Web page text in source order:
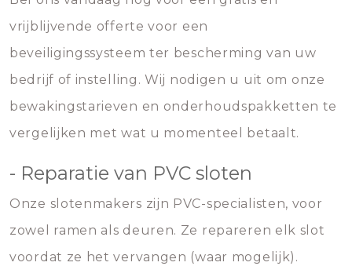
vrijblijvende offerte voor een
beveiligingssysteem ter bescherming van uw
bedrijf of instelling. Wij nodigen u uit om onze
bewakingstarieven en onderhoudspakketten te
vergelijken met wat u momenteel betaalt.
- Reparatie van PVC sloten
Onze slotenmakers zijn PVC-specialisten, voor
zowel ramen als deuren. Ze repareren elk slot
voordat ze het vervangen (waar mogelijk).